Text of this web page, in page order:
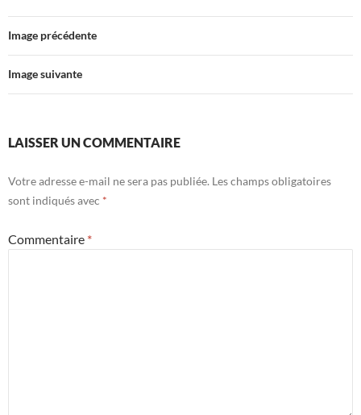
Image précédente
Image suivante
LAISSER UN COMMENTAIRE
Votre adresse e-mail ne sera pas publiée. Les champs obligatoires
sont indiqués avec *
Commentaire *